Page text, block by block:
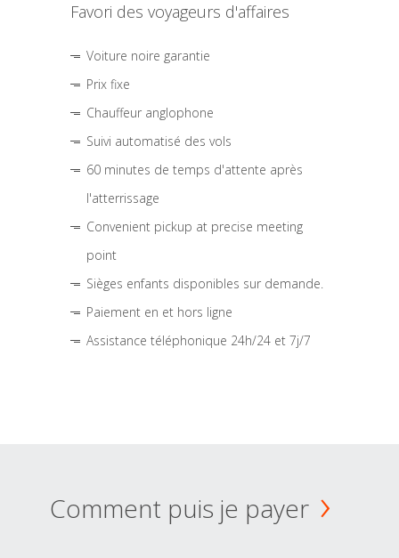
Favori des voyageurs d'affaires
Voiture noire garantie
Prix fixe
Chauffeur anglophone
Suivi automatisé des vols
60 minutes de temps d'attente après
l'atterrissage
Convenient pickup at precise meeting
point
Sièges enfants disponibles sur demande.
Paiement en et hors ligne
Assistance téléphonique 24h/24 et 7j/7
Comment puis je payer